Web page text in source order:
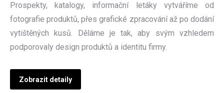
Prospekty, katalogy, informační letáky vytváříme od
fotografie produktů, přes grafické zpracování až po dodání
vytištěných kusů. Děláme je tak, aby svým vzhledem
podporovaly design produktů a identitu firmy.
Zobrazit detaily